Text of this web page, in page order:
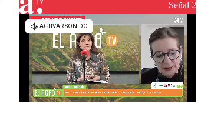
reconstrucciónSeñal 2